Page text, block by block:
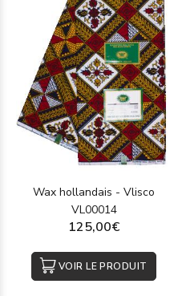
Wax hollandais - Vlisco
VL00014
125,00€
VOIR LE PRODUIT